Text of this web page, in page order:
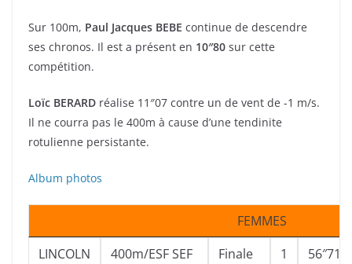
Sur 100m, Paul Jacques BEBE continue de descendre
ses chronos. Il est a présent en 10″80 sur cette
compétition.
Loïc BERARD réalise 11″07 contre un de vent de -1 m/s.
Il ne courra pas le 400m à cause d’une tendinite
rotulienne persistante.
Album photos
FEMMES
LINCOLN
400m/ESF SEF
Finale
1 56″71